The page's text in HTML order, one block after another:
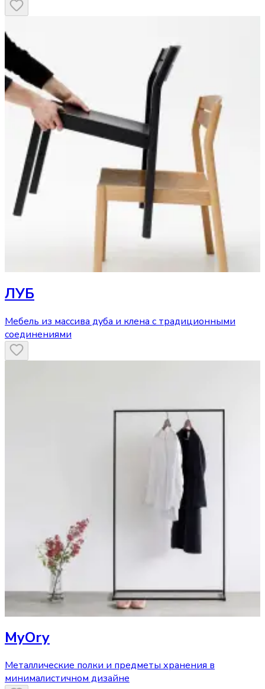
ЛУБ
Мебель из массива дуба и клена с традиционными
соединениями
MyOry
Металлические полки и предметы хранения в
минималистичном дизайне